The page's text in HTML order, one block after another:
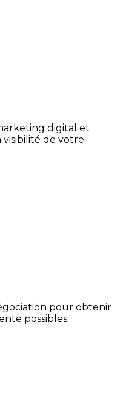
digital et
de votre
pour obtenir
possibles.